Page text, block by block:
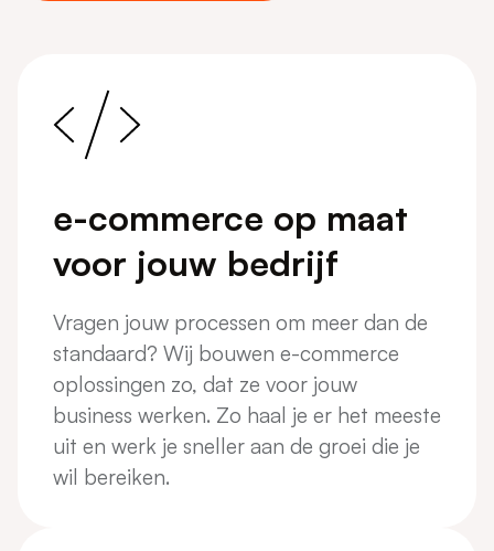
e-commerce op maat
voor jouw bedrijf
Vragen jouw processen om meer dan de
standaard? Wij bouwen e-commerce
oplossingen zo, dat ze voor jouw
business werken. Zo haal je er het meeste
uit en werk je sneller aan de groei die je
wil bereiken.